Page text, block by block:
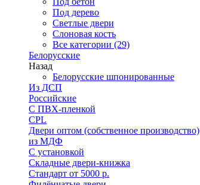
Под дерево
Светлые двери
Слоновая кость
Все категории (29)
Белорусские
Назад
Белорусские шпонированные
Из ДСП
Российские
C ПВХ-пленкой
CPL
Двери оптом (собственное производство)
из МДФ
С установкой
Складные двери-книжка
Стандарт от 5000 р.